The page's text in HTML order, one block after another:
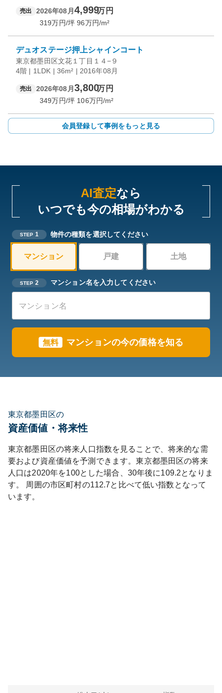
売出 2026年08月 4,999万円
319万円/坪 96万円/m²
デュオステージ押上シャインコート
東京都墨田区文花１丁目１４−９
4階 | 1LDK | 36m² | 2016年08月
売出 2026年08月 3,800万円
349万円/坪 106万円/m²
会員登録して事例をもっと見る
AI査定なら
いつでも今の相場がわかる
STEP 1 物件の種類を選択してください
マンション 戸建 土地
STEP 2 マンション名を入力してください
無料 マンションの今の価格を知る
東京都墨田区の
資産価値・将来性
東京都墨田区の将来人口指数を見ることで、将来的な需
要および資産価値を予測できます。東京都墨田区の将来
人口は2020年を100とした場合、30年後に109.2となりま
す。
周囲の市区町村の112.7と比べて低い指数となって
います。